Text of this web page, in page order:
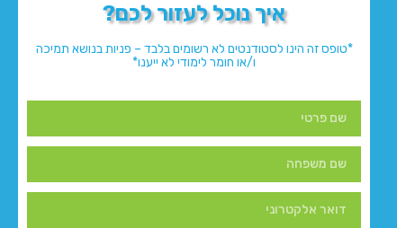
איך נוכל לעזור לכם?
*טופס זה הינו לסטודנטים לא רשומים בלבד – פניות בנושא תמיכה
ו/או חומר לימודי לא ייענו*